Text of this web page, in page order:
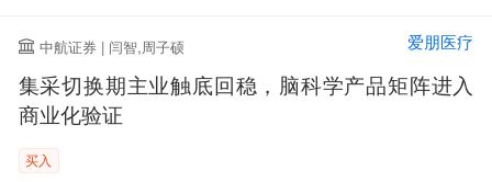
中航证券 | 闫智,周子硕 爱朋医疗
集采切换期主业触底回稳，脑科学产品矩阵进入
商业化验证
买入